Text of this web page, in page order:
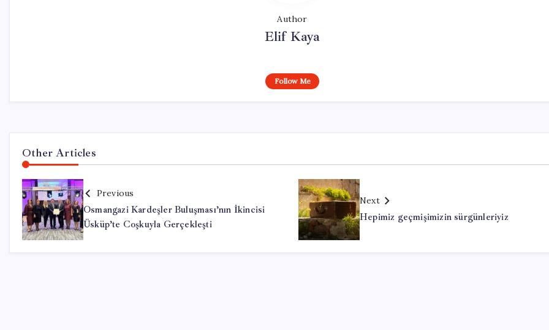
Author
Elif Kaya
Follow Me
Other Articles
Previous
Osmangazi Kardeşler Buluşması’nın İkincisi
Üsküp’te Coşkuyla Gerçekleşti
Next
Hepimiz geçmişimizin sürgünleriyiz